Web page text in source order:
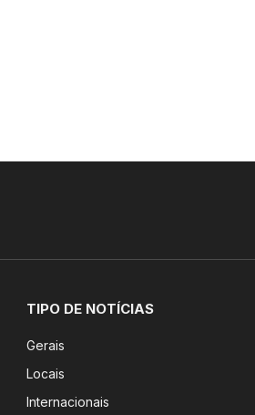
TIPO DE NOTÍCIAS
Gerais
Locais
Internacionais